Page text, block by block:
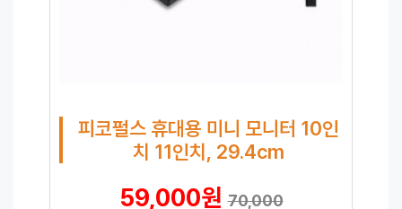
피코펄스 휴대용 미니 모니터 10인
치 11인치, 29.4cm
59,000원70,000